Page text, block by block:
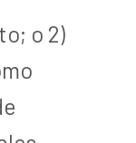
o 2)